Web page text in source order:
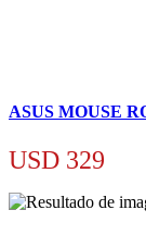
ASUS MOUSE
USD 329